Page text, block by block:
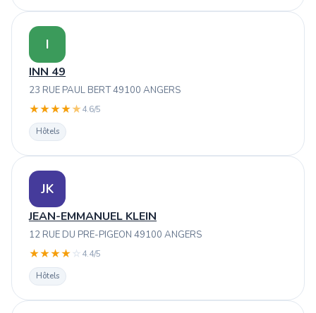
I
INN 49
23 RUE PAUL BERT 49100 ANGERS
★★★★★4.6/5
Hôtels
JK
JEAN-EMMANUEL KLEIN
12 RUE DU PRE-PIGEON 49100 ANGERS
★★★★ ☆ 4.4/5
Hôtels